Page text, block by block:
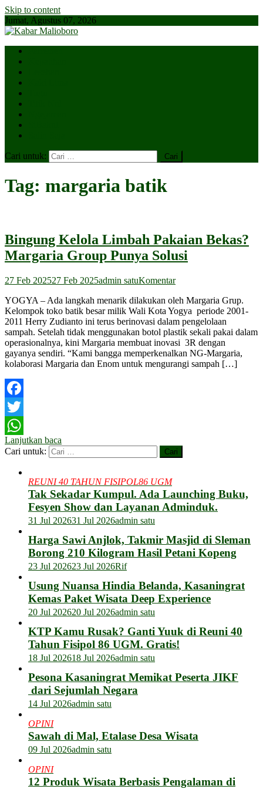
Skip to content
Jumat, Agustus 07, 2026
Cari untuk:
Tag: margaria batik
Bingung Kelola Limbah Pakaian Bekas?
Margaria Group Punya Solusi
27 Feb 202527 Feb 2025admin satuKomentar
YOGYA – Ada langkah menarik dilakukan oleh Margaria Grup.
Kelompok toko batik besar milik Wali Kota Yogya periode 2001-
2011 Herry Zudianto ini terus berinovasi dalam pengelolaan
sampah. Setelah tidak menggunakan botol plastik sekali pakai dalam
operasionalnya, kini Margaria membuat inovasi 3R dengan
gayanya sendiri. “Kami bangga memperkenalkan NG-Margaria,
kolaborasi Margaria dan Enom untuk mengurangi sampah […]
Facebook
Twitter
WhatsApp
Lanjutkan baca
Cari untuk:
REUNI 40 TAHUN FISIPOL86 UGM
Tak Sekadar Kumpul. Ada Launching Buku,
Fesyen Show dan Layanan Adminduk.
31 Jul 202631 Jul 2026admin satu
Harga Sawi Anjlok, Takmir Masjid di Sleman
Borong 210 Kilogram Hasil Petani Kopeng
23 Jul 202623 Jul 2026Rif
Usung Nuansa Hindia Belanda, Kasaningrat
Kemas Paket Wisata Deep Experience
20 Jul 202620 Jul 2026admin satu
KTP Kamu Rusak? Ganti Yuuk di Reuni 40
Tahun Fisipol 86 UGM. Gratis!
18 Jul 202618 Jul 2026admin satu
Pesona Kasaningrat Memikat Peserta JIKF
dari Sejumlah Negara
14 Jul 2026admin satu
OPINI
Sawah di Mal, Etalase Desa Wisata
09 Jul 2026admin satu
OPINI
12 Produk Wisata Berbasis Pengalaman di